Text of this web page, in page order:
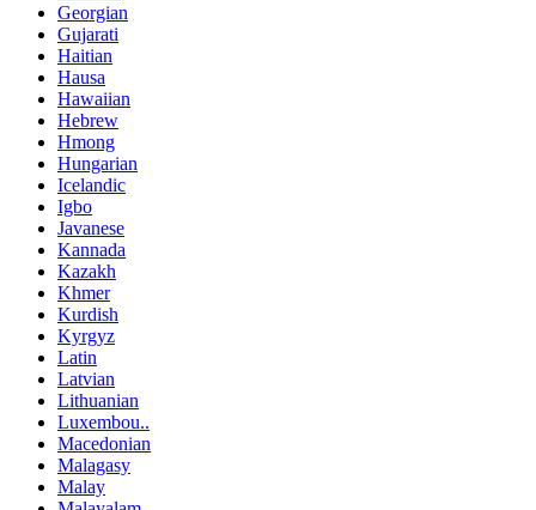
Georgian
Gujarati
Haitian
Hausa
Hawaiian
Hebrew
Hmong
Hungarian
Icelandic
Igbo
Javanese
Kannada
Kazakh
Khmer
Kurdish
Kyrgyz
Latin
Latvian
Lithuanian
Luxembou..
Macedonian
Malagasy
Malay